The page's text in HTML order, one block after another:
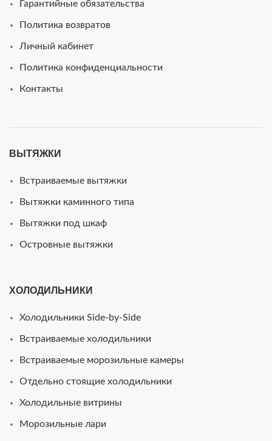
Гарантийные обязательства
Политика возвратов
Личный кабинет
Политика конфиденциальности
Контакты
ВЫТЯЖКИ
Встраиваемые вытяжки
Вытяжки каминного типа
Вытяжки под шкаф
Островные вытяжки
ХОЛОДИЛЬНИКИ
Холодильники Side-by-Side
Встраиваемые холодильники
Встраиваемые морозильные камеры
Отдельно стоящие холодильники
Холодильные витрины
Морозильные лари